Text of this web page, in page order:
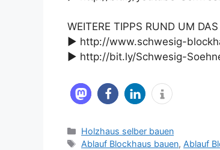
WEITERE TIPPS RUND UM
► http://www.schwesig-
► http://bit.ly/Schwesig-
Kategorien
Holzhaus selber bauen
Schlagwörter
Ablauf Blockhaus bauen, Ablauf